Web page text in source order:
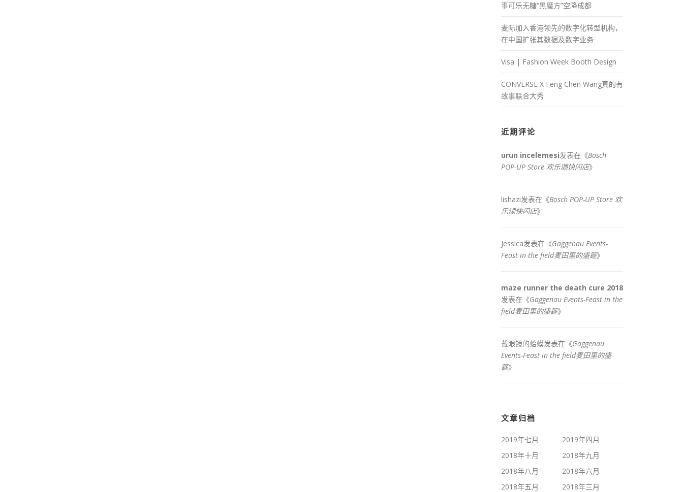
事可乐无糖“黒魔方”空降成都
麦际加入香港领先的数字化转型机构，
在中国扩张其数据及数字业务
Visa | Fashion Week Booth Design
CONVERSE X Feng Chen Wang真的有
故事联合大秀
近期评论
urun incelemesi发表在《Bosch
POP-UP Store 欢乐颂快闪店》
lishazi发表在《Bosch POP-UP Store 欢
乐颂快闪店》
Jessica发表在《Gaggenau Events-
Feast in the field麦田里的盛筵》
maze runner the death cure 2018
发表在《Gaggenau Events-Feast in the
field麦田里的盛筵》
戴眼镜的蛤蟆发表在《Gaggenau
Events-Feast in the field麦田里的盛
筵》
文章归档
2019年七月
2019年四月
2018年十月
2018年九月
2018年八月
2018年六月
2018年五月
2018年三月